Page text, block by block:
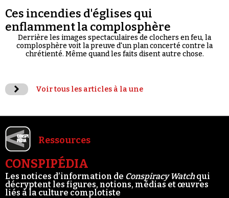
Ces incendies d'églises qui
enflamment la complosphère
Derrière les images spectaculaires de clochers en feu, la
complosphère voit la preuve d'un plan concerté contre la
chrétienté. Même quand les faits disent autre chose.
Voir tous les articles à la une
Ressources
CONSPIPÉDIA
Les notices d’information de Conspiracy Watchqui
décryptent les figures, notions, médias et œuvres
liés à la culture complotiste